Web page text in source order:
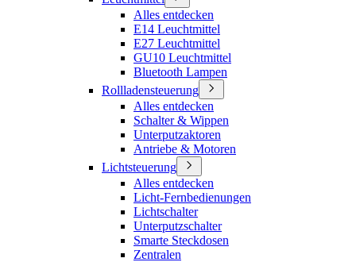
Alles entdecken
E14 Leuchtmittel
E27 Leuchtmittel
GU10 Leuchtmittel
Bluetooth Lampen
Rollladensteuerung
Alles entdecken
Schalter & Wippen
Unterputzaktoren
Antriebe & Motoren
Lichtsteuerung
Alles entdecken
Licht-Fernbedienungen
Lichtschalter
Unterputzschalter
Smarte Steckdosen
Zentralen